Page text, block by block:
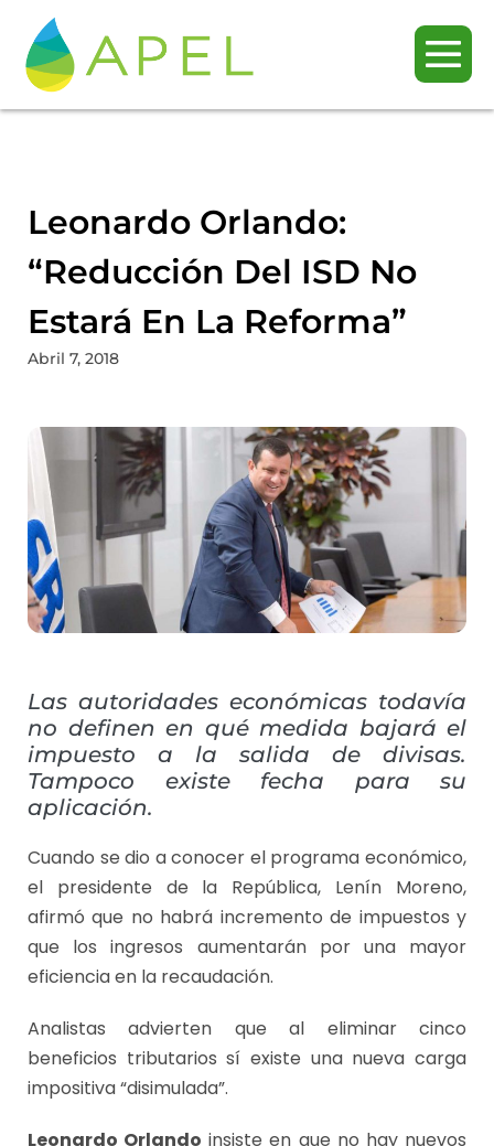
Leonardo Orlando:
“Reducción Del ISD No
Estará En La Reforma”
Abril 7, 2018
Las autoridades económicas todavía
no definen en qué medida bajará el
impuesto a la salida de divisas.
Tampoco existe fecha para su
aplicación.
Cuando se dio a conocer el programa económico,
el presidente de la República, Lenín Moreno,
afirmó que no habrá incremento de impuestos y
que los ingresos aumentarán por una mayor
eficiencia en la recaudación.
Analistas advierten que al eliminar cinco
beneficios tributarios sí existe una nueva carga
impositiva “disimulada”.
Leonardo Orlando insiste en que no hay nuevos